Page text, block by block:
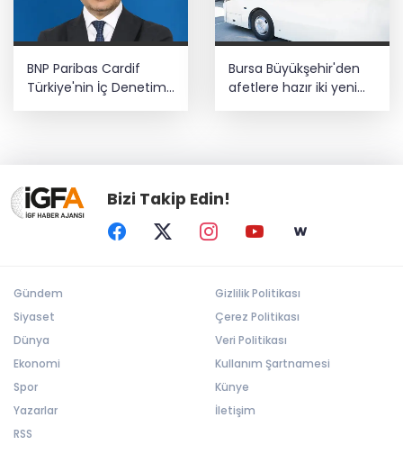
BNP Paribas Cardif
Türkiye'nin İç Denetim
Direktörü Mustafa
Bursa Büyükşehir'den
afetlere hazır iki yeni
mobil araç
Bizi Takip Edin!
Gündem
Siyaset
Dünya
Ekonomi
Spor
Yazarlar
RSS
Gizlilik Politikası
Çerez Politikası
Veri Politikası
Kullanım Şartnamesi
Künye
İletişim